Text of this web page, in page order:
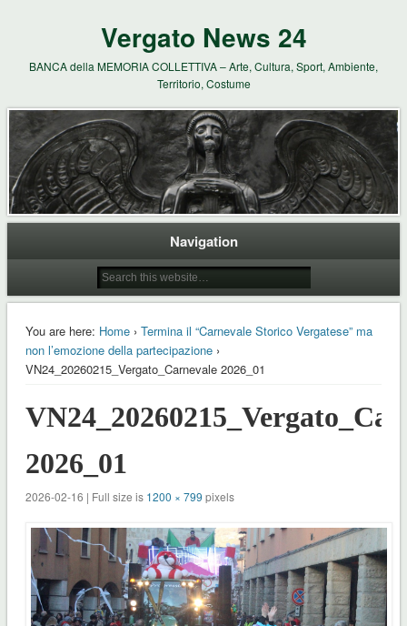
Vergato News 24
BANCA della MEMORIA COLLETTIVA – Arte, Cultura, Sport, Ambiente,
Territorio, Costume
Navigation
You are here: Home› Termina il “Carnevale Storico Vergatese” ma
non l’emozione della partecipazione›
VN24_20260215_Vergato_Carnevale 2026_01
2026_01
2026-02-16 | Full size is 1200 × 799 pixels